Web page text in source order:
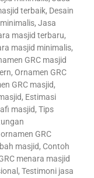
terbaik, Desain
Jasa
masjid terbaru,
masjid minimalis,
GRC masjid
Ornamen GRC
GRC masjid,
Estimasi
masjid, Tips
GRC
masjid, Contoh
menara masjid
Testimoni jasa